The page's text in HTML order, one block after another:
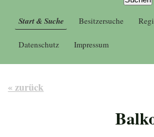
Start & Suche Besitzersuche
Datenschutz Impressum
« zurück